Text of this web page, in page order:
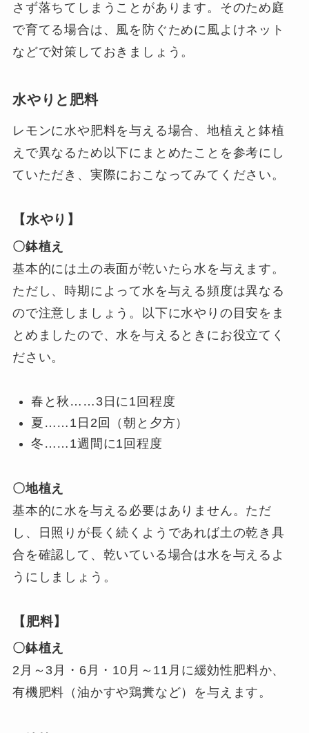
さず落ちてしまうことがあります。そのため庭
で育てる場合は、風を防ぐために風よけネット
などで対策しておきましょう。
水やりと肥料
レモンに水や肥料を与える場合、地植えと鉢植
えで異なるため以下にまとめたことを参考にし
ていただき、実際におこなってみてください。
【水やり】
〇鉢植え
基本的には土の表面が乾いたら水を与えます。
ただし、時期によって水を与える頻度は異なる
ので注意しましょう。以下に水やりの目安をま
とめましたので、水を与えるときにお役立てく
ださい。
春と秋……3日に1回程度
夏……1日2回（朝と夕方）
冬……1週間に1回程度
〇地植え
基本的に水を与える必要はありません。ただ
し、日照りが長く続くようであれば土の乾き具
合を確認して、乾いている場合は水を与えるよ
うにしましょう。
【肥料】
〇鉢植え
2月～3月・6月・10月～11月に緩効性肥料か、
有機肥料（油かすや鶏糞など）を与えます。